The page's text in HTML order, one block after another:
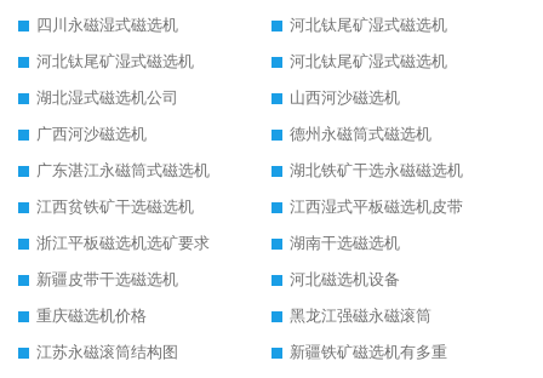
四川永磁湿式磁选机
河北钛尾矿湿式磁选机
河北钛尾矿湿式磁选机
河北钛尾矿湿式磁选机
湖北湿式磁选机公司
山西河沙磁选机
广西河沙磁选机
德州永磁筒式磁选机
广东湛江永磁筒式磁选机
湖北铁矿干选永磁磁选机
江西贫铁矿干选磁选机
江西湿式平板磁选机皮带
浙江平板磁选机选矿要求
湖南干选磁选机
新疆皮带干选磁选机
河北磁选机设备
重庆磁选机价格
黑龙江强磁永磁滚筒
江苏永磁滚筒结构图
新疆铁矿磁选机有多重